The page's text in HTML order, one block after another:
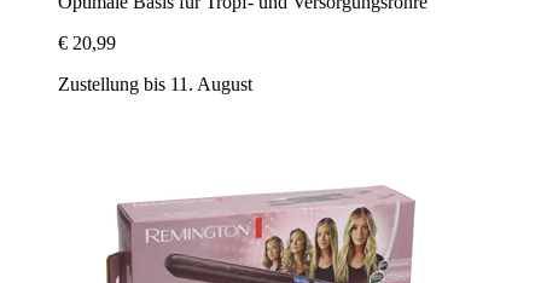
€ 20,99
Zustellung bis 11. August